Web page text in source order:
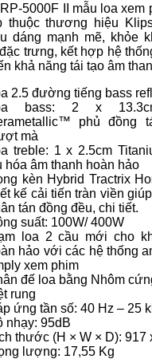
5000F II mẫu loa xem
thuộc thương hiệu
dáng mạnh mẽ, khỏe
trưng, kết hợp hệ
khả năng tái tạo âm
2.5 đường tiếng bass
bass: 2 x
phủ đồng
mà
treble: 1 x 2.5cm
hóa âm thanh hoàn hảo
kèn Hybrid Tractrix
kế cải tiến tràn viền
tán đồng đều, chi tiết.
suất: 100W/ 400W
loa 2 cầu mới cho
hảo với các hệ thống
xem phim
đế loa bằng Nhôm
rung
ứng tần số: 40 Hz – 25
nhạy: 95dB
thước (H × W × D): 917
lượng: 17,55 Kg